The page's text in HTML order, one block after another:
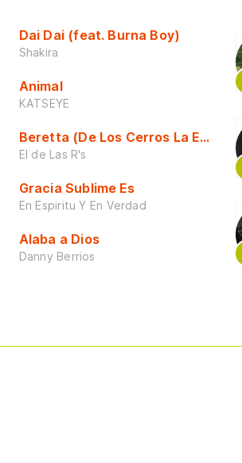
Dai Dai (feat. Burna Boy)
Shakira
Animal
KATSEYE
Beretta (De Los Cerros La Escuela)
El de Las R's
Gracia Sublime Es
En Espiritu Y En Verdad
Alaba a Dios
Danny Berrios